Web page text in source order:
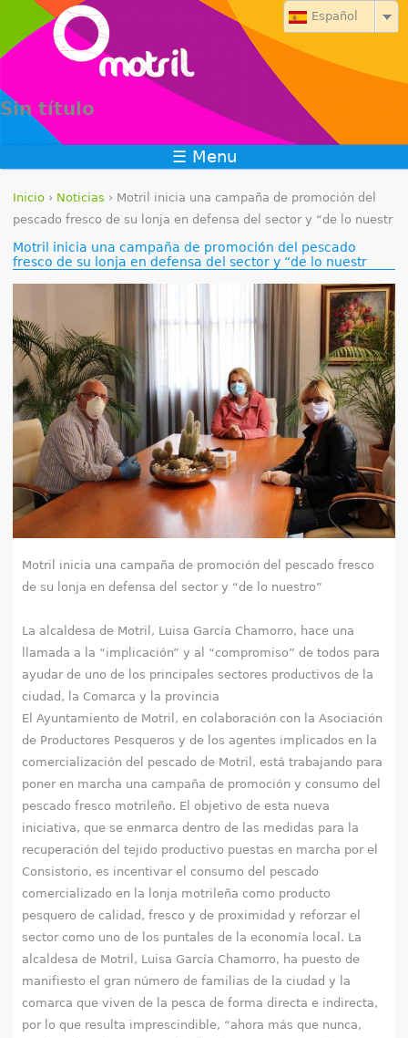
Jump to navigation
Sin título
Español
☰ Menu
S
e
n
c
u
e
n
t
r
s
e
d
a
q
u
Inicio › Noticias › Motril inicia una campaña de promoción del
pescado fresco de su lonja en defensa del sector y “de lo nuestr
Motril inicia una campaña de promoción del pescado
fresco de su lonja en defensa del sector y “de lo nuestr
Motril inicia una campaña de promoción del pescado fresco
de su lonja en defensa del sector y “de lo nuestro”
La alcaldesa de Motril, Luisa García Chamorro, hace una
llamada a la “implicación” y al “compromiso” de todos para
ayudar de uno de los principales sectores productivos de la
ciudad, la Comarca y la provincia
El Ayuntamiento de Motril, en colaboración con la Asociación
de Productores Pesqueros y de los agentes implicados en la
comercialización del pescado de Motril, está trabajando para
poner en marcha una campaña de promoción y consumo del
pescado fresco motrileño. El objetivo de esta nueva
iniciativa, que se enmarca dentro de las medidas para la
recuperación del tejido productivo puestas en marcha por el
Consistorio, es incentivar el consumo del pescado
comercializado en la lonja motrileña como producto
pesquero de calidad, fresco y de proximidad y reforzar el
sector como uno de los puntales de la economía local. La
alcaldesa de Motril, Luisa García Chamorro, ha puesto de
manifiesto el gran número de familias de la ciudad y la
comarca que viven de la pesca de forma directa e indirecta,
por lo que resulta imprescindible, “ahora más que nunca,